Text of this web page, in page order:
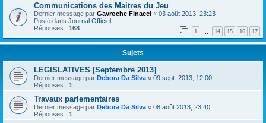
Communications des Maitres du Jeu
Dernier message par Gavroche Finacci « 03 août 2013, 23:23
Posté dans Journal Officiel
Réponses : 168 1 14 15 16 17
Sujets
LEGISLATIVES [Septembre 2013]
Dernier message par Debora Da Silva « 09 sept. 2013, 12:00
Réponses : 1
Travaux parlementaires
Dernier message par Debora Da Silva « 08 août 2013, 23:40
Réponses : 1